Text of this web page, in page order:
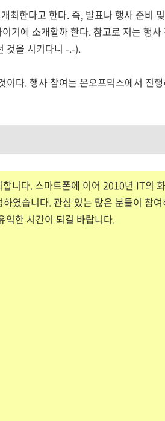
최한다고 한다. 즉, 발표나 행사 준비
기에 소개할까 한다. 참고로 저는 행사
것을 시키다니 -.-).
다. 행사 참여는 온오프믹스에서 진
니다. 스마트폰에 이어 2010년 IT의
였습니다. 관심 있는 많은 분들이 참
익한 시간이 되길 바랍니다.